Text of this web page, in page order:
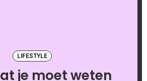
LIFESTYLE
je moet weten